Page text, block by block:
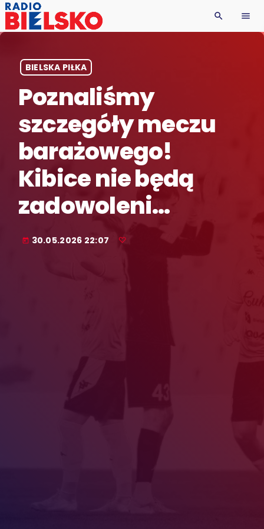
search menu
BIELSKA PIŁKA
Poznaliśmy
szczegóły meczu
barażowego!
Kibice nie będą
zadowoleni…
today 30.05.2026 22:07